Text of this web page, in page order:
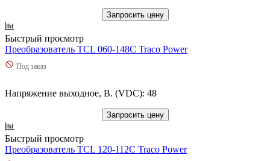
Запросить цену
Быстрый просмотр
Преобразователь TCL 060-148C Traco Power
Под заказ
Напряжение выходное, В. (VDC): 48
Запросить цену
Быстрый просмотр
Преобразователь TCL 120-112C Traco Power